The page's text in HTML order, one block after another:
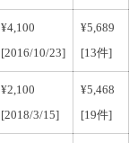
¥4,100
[2016/10/23]
¥5,689
[13件]
¥2,100
[2018/3/15]
¥5,468
[19件]